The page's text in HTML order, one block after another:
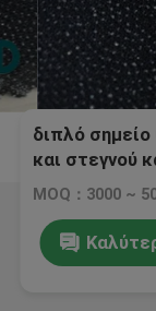
διπλό
και στεγνού
MOQ：3000 ~